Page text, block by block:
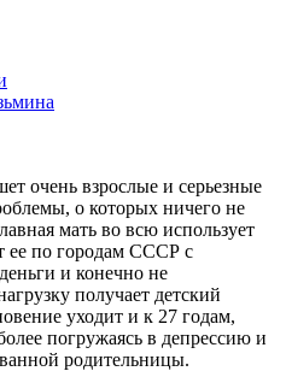
очень взрослые и серьезные
о которых ничего не
мать во всю использует
ее по городам СССР с
и конечно не
получает детский
уходит и к 27 годам,
погружаясь в депрессию и
родительницы.